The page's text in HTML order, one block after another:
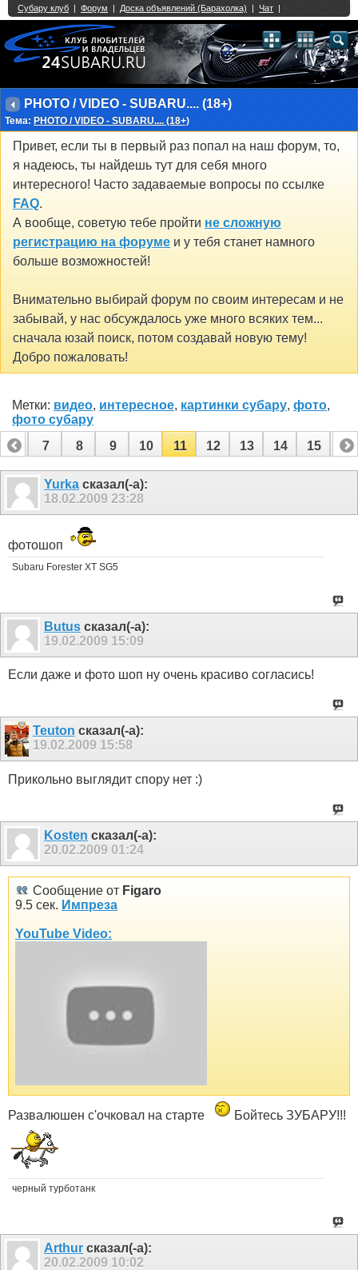
PHOTO / VIDEO - SUBARU.... (18+)
Тема: PHOTO / VIDEO - SUBARU.... (18+)
Привет, если ты в первый раз попал на наш форум, то,
я надеюсь, ты найдешь тут для себя много
интересного! Часто задаваемые вопросы по ссылке
FAQ.
А вообще, советую тебе пройти не сложную
регистрацию на форуме и у тебя станет намного
больше возможностей!
Внимательно выбирай форум по своим интересам и не
забывай, у нас обсуждалось уже много всяких тем...
сначала юзай поиск, потом создавай новую тему!
Добро пожаловать!
Метки: видео, интересное, картинки субару, фото,
фото субару
6
7 8 9 10 11 12 13 14 15 16
22 23 26
Yurka сказал(-а):
18.02.2009 23:28
фотошоп
Subaru Forester XT SG5
Butus сказал(-а):
19.02.2009 15:09
Если даже и фото шоп ну очень красиво согласись!
Teuton сказал(-а):
19.02.2009 15:58
Прикольно выглядит спору нет :)
Kosten сказал(-а):
20.02.2009 01:24
Сообщение от Figaro
9.5 сек. Импреза
YouTube Video:
Развалюшен с'очковал на старте Бойтесь ЗУБАРУ!!!
черный турботанк
Arthur сказал(-а):
20.02.2009 10:02
Single Sign On provided byvBSSO
2 3 4 5 6 7 8 9 10 11 12 13 14 15 16 17 18 21 22 23 24 25 26
27 28 29 30 31 32 33 34 35 36 37 38 39 40 41 42 43